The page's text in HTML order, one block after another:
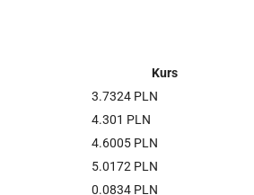
Kurs
3.7324 PLN
4.301 PLN
4.6005 PLN
5.0172 PLN
0.0834 PLN